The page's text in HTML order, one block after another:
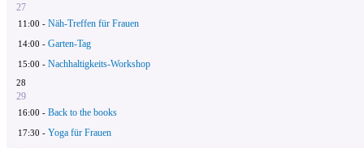
27
11:00 - Näh-Treffen für Frauen
14:00 - Garten-Tag
15:00 - Nachhaltigkeits-Workshop
28
29
16:00 - Back to the books
17:30 - Yoga für Frauen